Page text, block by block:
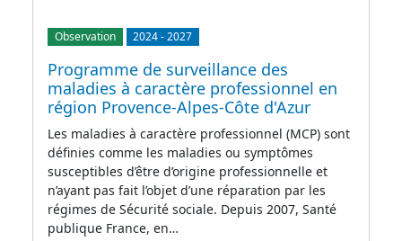
Observation 2024-2027
Programme de surveillance des
maladies à caractère professionnel en
région Provence-Alpes-Côte d'Azur
Les maladies à caractère professionnel (MCP) sont
définies comme les maladies ou symptômes
susceptibles d’être d’origine professionnelle et
n’ayant pas fait l’objet d’une réparation par les
régimes de Sécurité sociale. Depuis 2007, Santé
publique France, en…